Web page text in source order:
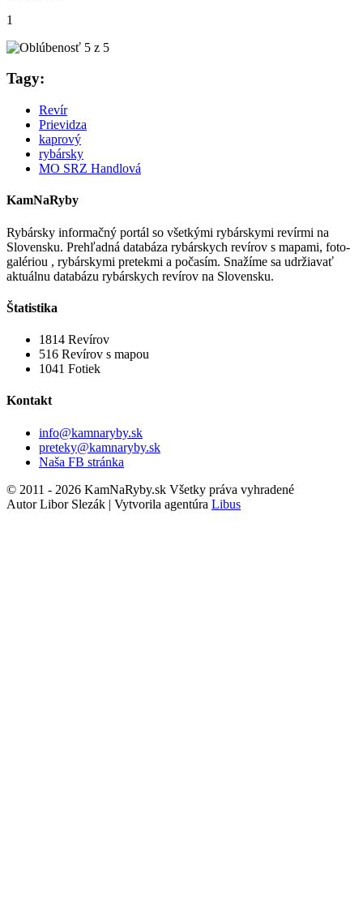
1
Tagy:
Revír
Prievidza
kaprový
rybársky
MO SRZ Handlová
KamNaRyby
Rybársky informačný portál so všetkými rybárskymi revírmi na
Slovensku. Prehľadná databáza rybárskych revírov s mapami, foto-
galériou , rybárskymi pretekmi a počasím. Snažíme sa udržiavať
aktuálnu databázu rybárskych revírov na Slovensku.
Štatistika
1814 Revírov
516 Revírov s mapou
1041 Fotiek
Kontakt
info@kamnaryby.sk
preteky@kamnaryby.sk
Naša FB stránka
© 2011 - 2026 KamNaRyby.sk Všetky práva vyhradené
Autor Libor Slezák | Vytvorila agentúra Libus